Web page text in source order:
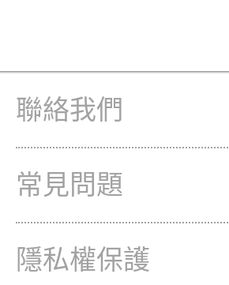
聯絡我們
常見問題
隱私權保護